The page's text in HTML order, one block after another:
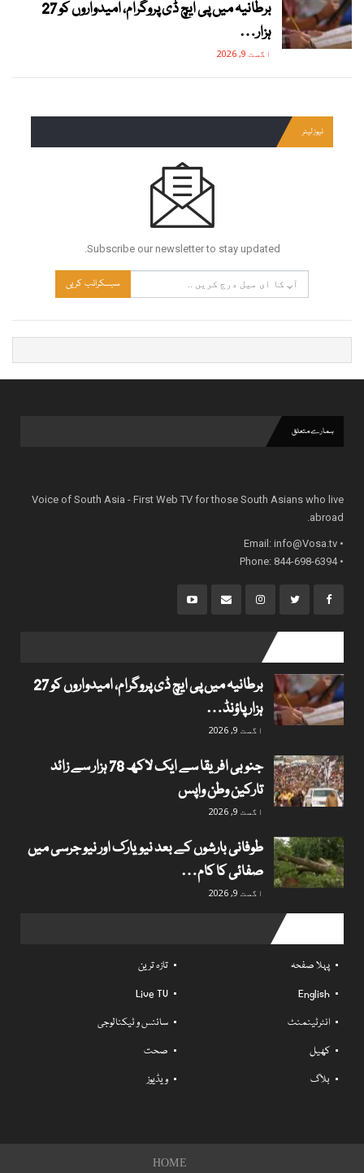
برطانیہ میں پی ایچ ڈی پروگرام، امیدواروں کو 27
ہزار…
اگست 9, 2026
نیوز لیٹر
Subscribe our newsletter to stay updated.
سبسکرائب کریں
ہمارے متعلق
Voice of South Asia - First Web TV for those South Asians who live
abroad.
• Email:
info@Vosa.tv
• Phone: 844-698-6394
برطانیہ میں پی ایچ ڈی پروگرام، امیدواروں کو 27
ہزار پاؤنڈ…
اگست 9, 2026
جنوبی افریقا سے ایک لاکھ 78 ہزار سے زائد
تارکین وطن واپس
اگست 9, 2026
طوفانی بارشوں کے بعد نیویارک اور نیو جرسی میں
صفائی کا کام…
اگست 9, 2026
پہلا صفحہ
تازہ ترین
English
Live TV
انٹرٹینمنٹ
سائنس و ٹیکنالوجی
کھیل
صحت
بلاگ
ویڈیوز
HOME